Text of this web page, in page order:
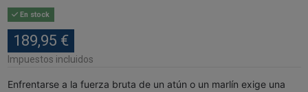
En stock
189,95 €
Impuestos incluidos
Enfrentarse a la fuerza bruta de un atún o un marlín exige una